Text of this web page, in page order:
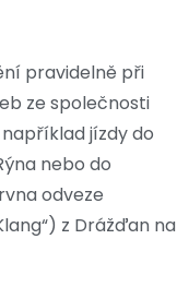
pravidelně při
ze společnosti
jízdy do
nebo do
odveze
z Drážďan na